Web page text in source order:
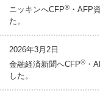
日本FP協会について
パーソナルファイナン
アクセス
ニッキンへCFP® ・AFP
た。
2026年3月2日
金融経済新聞へCFP® ・
した。